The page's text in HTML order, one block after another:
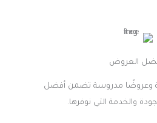
مدروسة تضمن أفضل
التي نوفرها.